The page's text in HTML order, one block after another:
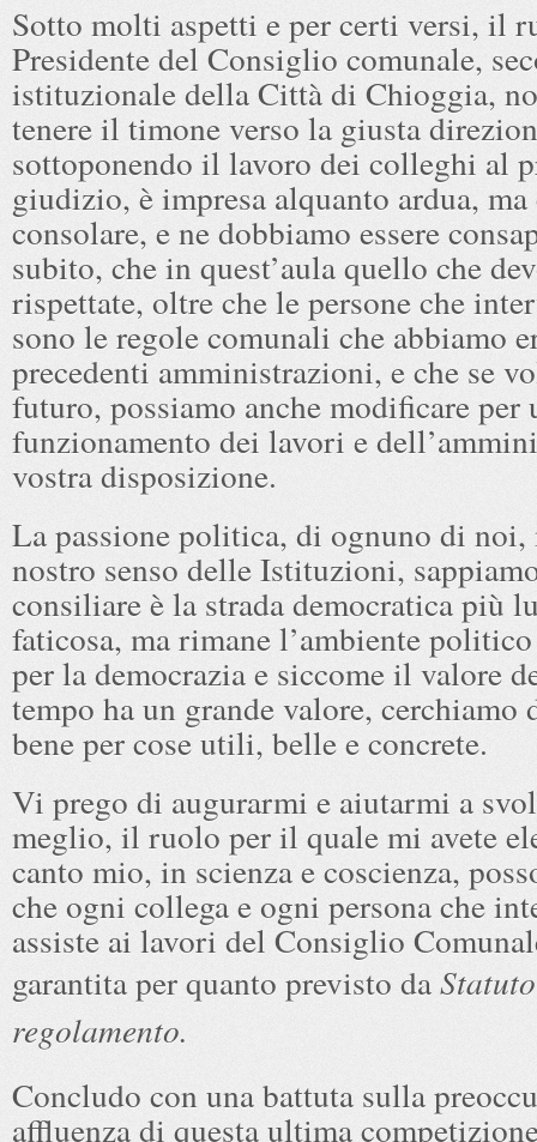
Sotto molti aspetti e per certi versi, il
Presidente del Consiglio comunale,
istituzionale della Città di Chioggia,
tenere il timone verso la giusta
sottoponendo il lavoro dei colleghi al
giudizio, è impresa alquanto ardua,
consolare, e ne dobbiamo essere
subito, che in quest’aula quello che
rispettate, oltre che le persone che
sono le regole comunali che abbiamo
precedenti amministrazioni, e che se
futuro, possiamo anche modificare
funzionamento dei lavori e
vostra disposizione.
La passione politica, di ognuno di
nostro senso delle Istituzioni,
consiliare è la strada democratica più
faticosa, ma rimane l’ambiente
per la democrazia e siccome il valore
tempo ha un grande valore, cerchiamo
bene per cose utili, belle e concrete.
Vi prego di augurarmi e aiutarmi a
meglio, il ruolo per il quale mi avete
canto mio, in scienza e coscienza,
che ogni collega e ogni persona che
assiste ai lavori del Consiglio
garantita per quanto previsto daStatuto
regolamento.
Concludo con una battuta sulla
affluenza di questa ultima